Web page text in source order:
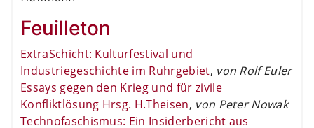
Feuilleton
ExtraSchicht: Kulturfestival und
Industriegeschichte im Ruhrgebiet, von Rolf Euler
Essays gegen den Krieg und für zivile
Konfliktlösung Hrsg. H.Theisen, von Peter Nowak
Technofaschismus: Ein Insiderbericht aus